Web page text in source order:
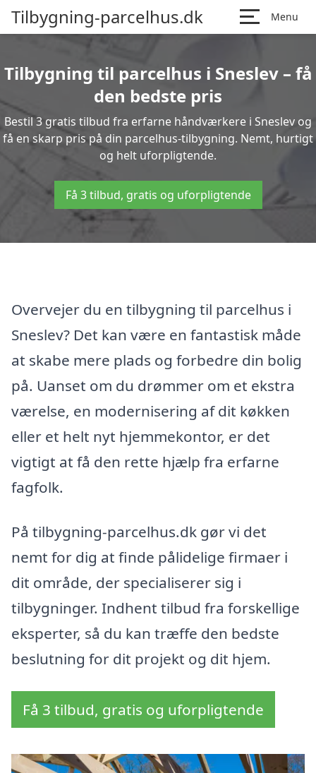
Tilbygning-parcelhus.dk Menu
Tilbygning til parcelhus i Sneslev – få
den bedste pris
Bestil 3 gratis tilbud fra erfarne håndværkere i Sneslev og
få en skarp pris på din parcelhus-tilbygning. Nemt, hurtigt
og helt uforpligtende.
Få 3 tilbud, gratis og uforpligtende
Overvejer du en tilbygning til parcelhus i
Sneslev? Det kan være en fantastisk måde
at skabe mere plads og forbedre din bolig
på. Uanset om du drømmer om et ekstra
værelse, en modernisering af dit køkken
eller et helt nyt hjemmekontor, er det
vigtigt at få den rette hjælp fra erfarne
fagfolk.
På tilbygning-parcelhus.dk gør vi det
nemt for dig at finde pålidelige firmaer i
dit område, der specialiserer sig i
tilbygninger. Indhent tilbud fra forskellige
eksperter, så du kan træffe den bedste
beslutning for dit projekt og dit hjem.
Få 3 tilbud, gratis og uforpligtende